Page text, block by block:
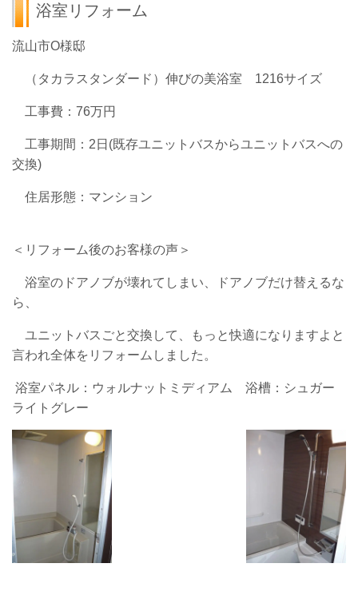
浴室リフォーム
流山市O様邸
（タカラスタンダード）伸びの美浴室 1216サイズ
工事費：76万円
工事期間：2日(既存ユニットバスからユニットバスへの
交換)
住居形態：マンション
＜リフォーム後のお客様の声＞
浴室のドアノブが壊れてしまい、ドアノブだけ替えるな
ら、
ユニットバスごと交換して、もっと快適になりますよと
言われ全体をリフォームしました。
浴室パネル：ウォルナットミディアム 浴槽：シュガー
ライトグレー